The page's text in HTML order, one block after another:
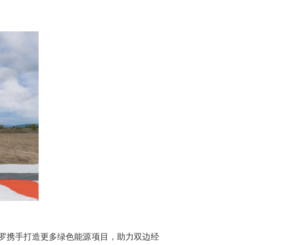
手打造更多绿色能源项目，助力双边经